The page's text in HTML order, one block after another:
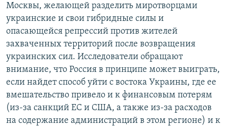
Москвы, желающей разделить миротворцами
украинские и свои гибридные силы и
опасающейся репрессий против жителей
захваченных территорий после возвращения
украинских сил. Исследователи обращают
внимание, что Россия в принципе может выиграть,
если найдет способ уйти с востока Украины, где ее
вмешательство привело и к финансовым потерям
(из-за санкций ЕС и США, а также из-за расходов
на содержание администраций в этом регионе) и к